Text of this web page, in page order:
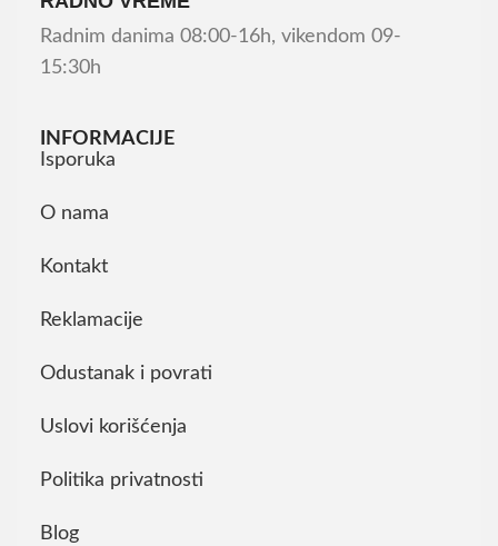
Radnim danima 08:00-16h, vikendom 09-
15:30h
INFORMACIJE
Isporuka
O nama
Kontakt
Reklamacije
Odustanak i povrati
Uslovi korišćenja
Politika privatnosti
Blog